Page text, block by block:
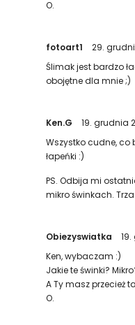
O.
fotoart1
29.
Ślimak jest bardzo
obojętne dla mnie ;)
Ken.G
19. grudnia
Wszystko cudne, co
łapeńki :)
PS. Odbija mi
mikro świnkach.
Obiezyswiatka
Ken, wybaczam :)
Jakie te świnki?
A Ty masz przecież
O.